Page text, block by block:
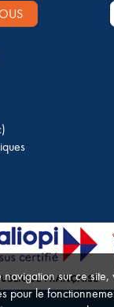
navigation sur ce site,
pour le